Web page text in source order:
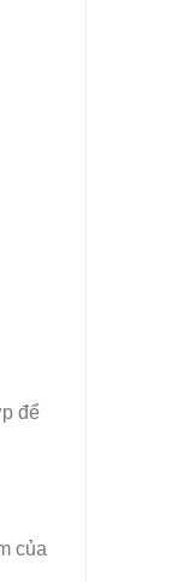
để
của